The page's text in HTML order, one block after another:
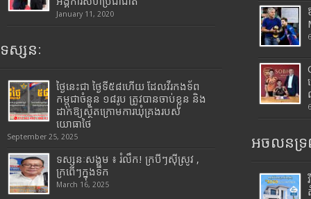
January 11, 2020
ទស្សនៈ
ថ្ងៃនេះជា ថ្ងៃទី៥៨ហើយ ដែលវីរកងទ័ព
កម្ពុជាចំនួន ១៨រូប ត្រូវបានចាប់ខ្លួន និង
ដាក់ឱ្យស្ថិតក្រោមការឃុំគ្រងរបស់
យោធាថៃ
September 25, 2025
ទស្សនៈសង្គម ៖ រំលឹក! ក្របីៗស៊ីស្រូវ ,
ក្រពើៗក្នុងទឹក
March 16, 2025
អចលនទ្រ